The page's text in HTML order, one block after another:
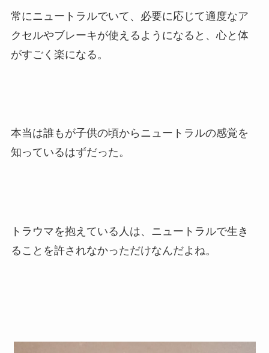
常にニュートラルでいて、必要に応じて適度なア
クセルやブレーキが使えるようになると、心と体
がすごく楽になる。
本当は誰もが子供の頃からニュートラルの感覚を
知っているはずだった。
トラウマを抱えている人は、ニュートラルで生き
ることを許されなかっただけなんだよね。